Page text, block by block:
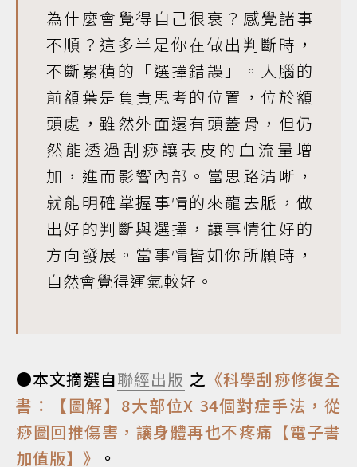
為什麼會覺得自己很衰？感覺諸事
不順？這多半是你在做出判斷時，
不斷累積的「選擇錯誤」。大腦的
前額葉是負責思考的位置，位於額
頭處，雖然外面還有頭蓋骨，但仍
然能透過刮痧讓表皮的血流量增
加，進而影響內部。當思路清晰，
就能明確掌握事情的來龍去脈，做
出好的判斷與選擇，讓事情往好的
方向發展。當事情皆如你所願時，
自然會覺得運氣較好。
●本文摘選自聯經出版 之 《科學刮痧修復全
書：【圖解】8大部位X 34個對症手法，從
痧圖回推傷害，讓身體再也不疼痛【電子書
加值版】》
。